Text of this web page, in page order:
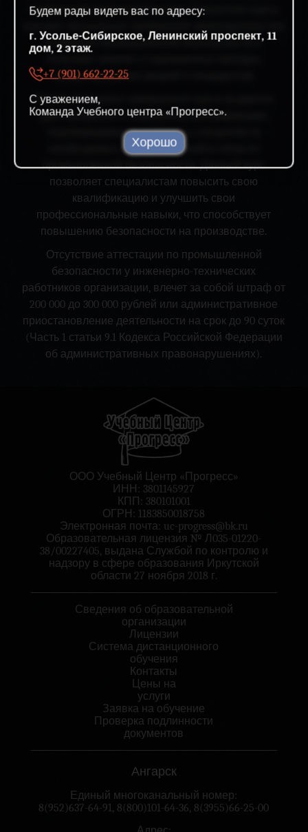
Будем рады видеть вас по адресу:
г. Усолье-Сибирское, Ленинский проспект, 11
дом, 2 этаж.
+7 (901) 662-22-25
С уважением,
Команда Учебного центра «Прогресс».
Хорошо
требований законодательства. Слушатели курса
в области промышленной безопасности и
предотвращения аварий и инцидентов.
После успешного завершения курса выдается
удостоверение о повышении квалификации,
подтверждающее наличие у специалиста
необходимых знаний и умений в области
промышленной безопасности. Данный курс
позволяет специалистам повысить свою
квалификацию и улучшить свои
профессиональные навыки, что способствует
повышению безопасности на производстве.
Отсутствие аттестации по промышленной
безопасности у инженерно-технических
работников организации, влечет за собой штраф от
200 000 до 300 000 рублей или административное
приостановление деятельности на срок до 90 суток
(Часть 1 статьи 9.1 Кодекса Российской Федерации
об административных правонарушениях).
ООО Учебный Центр «Прогресс»
ИНН: 3801145927
КПП: 380101001
ОГРН: 1183850018758
Электронная почта: uc-progress@bk.ru
Образовательная лицензия № Л035-01220-
38/00227405, выдана Службой по контролю и
надзору в сфере образования Иркутской
области 27 ноября 2018 г.
Сведения об образовательной
организации
Лицензии
Система дистанционного
обучения
Контакты
Цены на
услуги
Заявка на обучение
Проверка подлинности
документов
Ангарск
Единый многоканальный номер:
8(952)637-64-91, 8(800)101-64-36, 8(3955)66-25-00